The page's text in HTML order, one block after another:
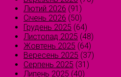
Лютий 2026 (91)
Січень 2026 (50)
Грудень 2025 (64)
Листопад 2025 (48)
Жовтень 2025 (64)
Вересень 2025 (37)
Серпень 2025 (31)
Липень 2025 (40)